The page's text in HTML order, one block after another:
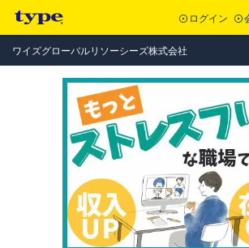
ログイン
ワイズグローバルリソーシーズ株式会社